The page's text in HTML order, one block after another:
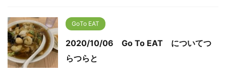
GoTo EAT
2020/10/06 Go To EAT についてつ
らつらと